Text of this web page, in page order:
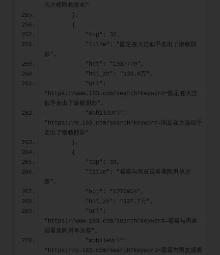
凡大师即将发布"
        },
        {
            "top": 32,
影",
            "hot": "1337770",
            "hot_zh": "133.8万",
"https://www.163.com/search?keyword=国足在大连
似乎走出了惨败阴影",
"https://m.163.com/search?keyword=国足在大连似乎
走出了惨败阴影"
        },
        {
            "top": 33,
赛",
            "hot": "1276954",
            "hot_zh": "127.7万",
"https://www.163.com/search?keyword=霉霉与男友
观看美网男单决赛",
"https://m.163.com/search?keyword=霉霉与男友观看